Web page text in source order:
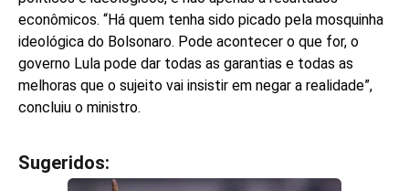
econômicos. “Há quem tenha sido picado pela mosquinha
ideológica do Bolsonaro. Pode acontecer o que for, o
governo Lula pode dar todas as garantias e todas as
melhoras que o sujeito vai insistir em negar a realidade”,
concluiu o ministro.
Sugeridos: